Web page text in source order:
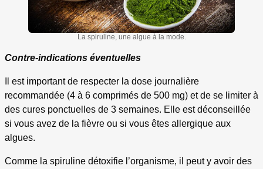
La spiruline, une algue à la mode.
Contre-indications éventuelles
Il est important de respecter la dose journalière
recommandée (4 à 6 comprimés de 500 mg) et de se limiter à
des cures ponctuelles de 3 semaines. Elle est déconseillée
si vous avez de la fièvre ou si vous êtes allergique aux
algues.
Comme la spiruline détoxifie l’organisme, il peut y avoir des